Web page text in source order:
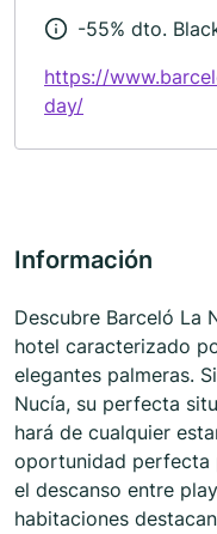
-55% dto.
https://
day/
Información
Descubre Barceló La
hotel caracterizado
elegantes palmeras.
Nucía, su perfecta
hará de cualquier
oportunidad perfecta
el descanso entre
habitaciones